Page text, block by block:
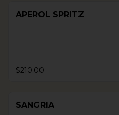
APEROL SPRITZ
$210.00
SANGRIA